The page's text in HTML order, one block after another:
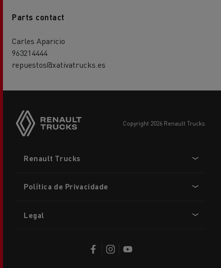
Parts contact
Carles Aparicio
963214444
repuestos@xativatrucks.es
copyright 2026 Renault Trucks
menu
Renault Trucks
Política de Privacidade
Legal